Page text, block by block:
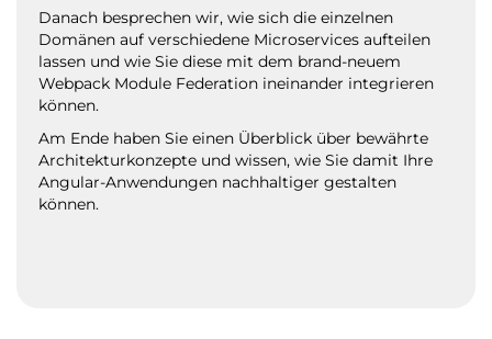
Danach besprechen wir, wie sich die einzelnen
Domänen auf verschiedene Microservices aufteilen
lassen und wie Sie diese mit dem brand-neuem
Webpack Module Federation ineinander integrieren
können.
Am Ende haben Sie einen Überblick über bewährte
Architekturkonzepte und wissen, wie Sie damit Ihre
Angular-Anwendungen nachhaltiger gestalten
können.